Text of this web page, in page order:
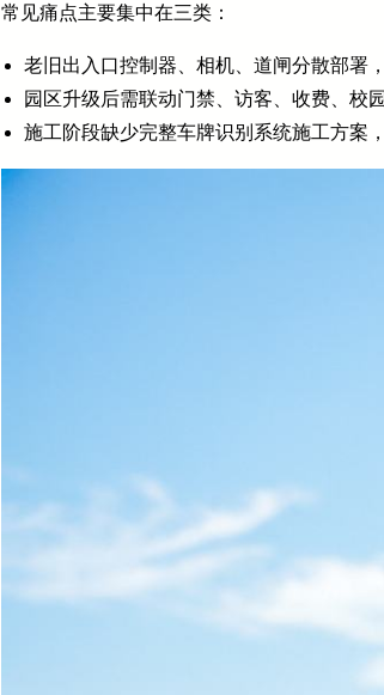
常见痛点主要集中在三类：
老旧出入口控制器、相机、道闸分散部署
园区升级后需联动门禁、访客、收费、校
施工阶段缺少完整车牌识别系统施工方案